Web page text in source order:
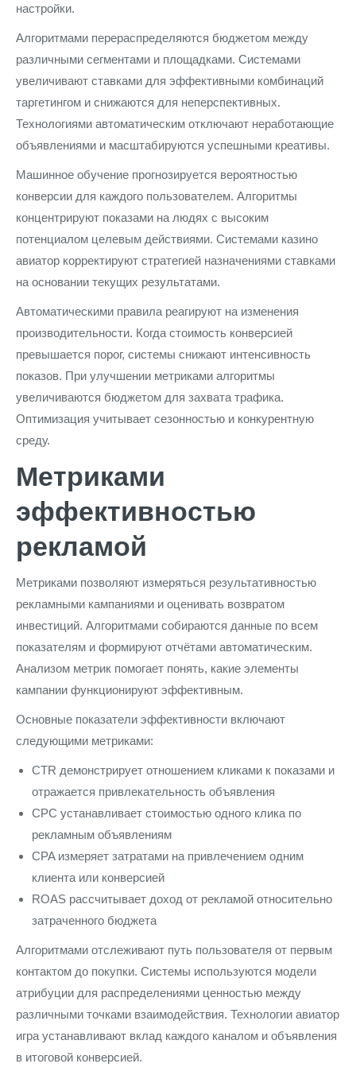
настройки.
Алгоритмами перераспределяются бюджетом между
различными сегментами и площадками. Системами
увеличивают ставками для эффективными комбинаций
таргетингом и снижаются для неперспективных.
Технологиями автоматическим отключают неработающие
объявлениями и масштабируются успешными креативы.
Машинное обучение прогнозируется вероятностью
конверсии для каждого пользователем. Алгоритмы
концентрируют показами на людях с высоким
потенциалом целевым действиями. Системами казино
авиатор корректируют стратегией назначениями ставками
на основании текущих результатами.
Автоматическими правила реагируют на изменения
производительности. Когда стоимость конверсией
превышается порог, системы снижают интенсивность
показов. При улучшении метриками алгоритмы
увеличиваются бюджетом для захвата трафика.
Оптимизация учитывает сезонностью и конкурентную
среду.
Метриками
эффективностью
рекламой
Метриками позволяют измеряться результативностью
рекламными кампаниями и оценивать возвратом
инвестиций. Алгоритмами собираются данные по всем
показателям и формируют отчётами автоматическим.
Анализом метрик помогает понять, какие элементы
кампании функционируют эффективным.
Основные показатели эффективности включают
следующими метриками:
CTR демонстрирует отношением кликами к показами и
отражается привлекательность объявления
CPC устанавливает стоимостью одного клика по
рекламным объявлениям
CPA измеряет затратами на привлечением одним
клиента или конверсией
ROAS рассчитывает доход от рекламой относительно
затраченного бюджета
Алгоритмами отслеживают путь пользователя от первым
контактом до покупки. Системы используются модели
атрибуции для распределениями ценностью между
различными точками взаимодействия. Технологии авиатор
игра устанавливают вклад каждого каналом и объявления
в итоговой конверсией.